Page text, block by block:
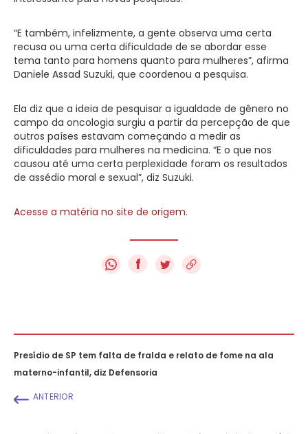
“E também, infelizmente, a gente observa uma certa
recusa ou uma certa dificuldade de se abordar esse
tema tanto para homens quanto para mulheres”, afirma
Daniele Assad Suzuki, que coordenou a pesquisa.
Ela diz que a ideia de pesquisar a igualdade de gênero no
campo da oncologia surgiu a partir da percepção de que
outros países estavam começando a medir as
dificuldades para mulheres na medicina. “E o que nos
causou até uma certa perplexidade foram os resultados
de assédio moral e sexual”, diz Suzuki.
Acesse a matéria no site de origem.
f
Presídio de SP tem falta de fralda e relato de fome na ala
materno-infantil, diz Defensoria
ANTERIOR